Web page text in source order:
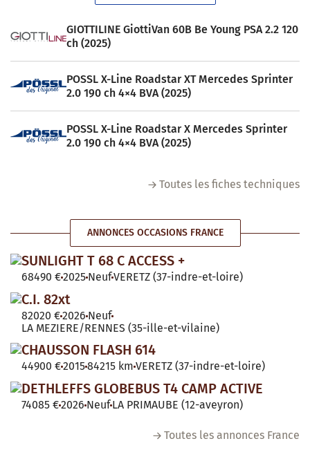
GIOTTILINE GiottiVan 60B Be Young PSA 2.2 120
ch (2025)
POSSL X-Line Roadstar XT Mercedes Sprinter
2.0 190 ch 4×4 BVA (2025)
POSSL X-Line Roadstar X Mercedes Sprinter
2.0 190 ch 4×4 BVA (2025)
Toutes les fiches techniques
ANNONCES OCCASIONS FRANCE
SUNLIGHT T 68 C ACCESS +
68490 €2025 NeufVERETZ (37-indre-et-loire)
C.I. 82xt
82020 €2026 Neuf
LA MEZIERE/RENNES (35-ille-et-vilaine)
CHAUSSON FLASH 614
44900 €201584215 km VERETZ (37-indre-et-loire)
DETHLEFFS GLOBEBUS T4 CAMP ACTIVE
74085 €2026 Neuf LA PRIMAUBE (12-aveyron)
Toutes les annonces France